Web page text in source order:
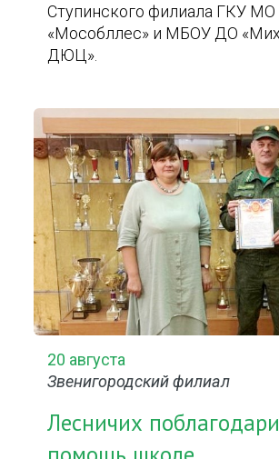
Ступинского филиала ГКУ МО
«Мособллес» и МБОУ ДО
ДЮЦ».
20 августа
Звенигородский филиал
Лесничих